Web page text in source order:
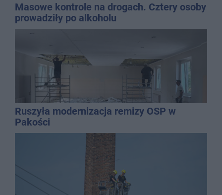
Masowe kontrole na drogach. Cztery osoby
prowadziły po alkoholu
Ruszyła modernizacja remizy OSP w
Pakości